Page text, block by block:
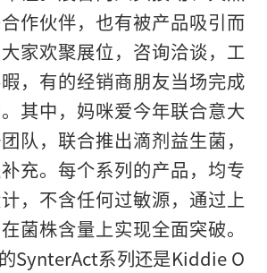
作伙伴，也有被产品吸引而
家欢聚展位，咨询洽谈，工
，有的经销商朋友当场完成
其中，妈咪爱今年联合意大
队，联合推出滴剂益生菌，
充。每个系列的产品，均专
，不含任何过敏源，通过上
菌株含量上实现全面突破。
SynterAct系列还是Kiddie O